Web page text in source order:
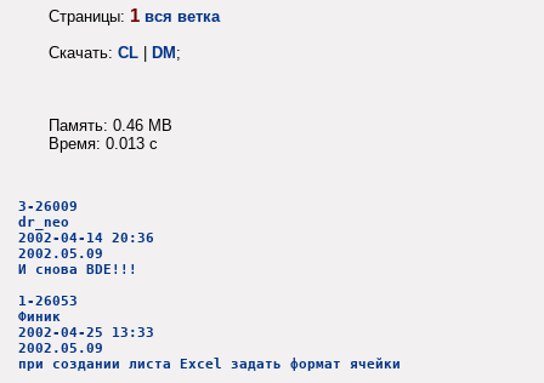
Страницы: 1 вся ветка
Скачать: CL | DM;
Память: 0.46 MB
Время: 0.013 c
3-26009
dr_neo
2002-04-14 20:36
2002.05.09
И снова BDE!!!
1-26053
Финик
2002-04-25 13:33
2002.05.09
при создании листа Excel задать формат ячейки